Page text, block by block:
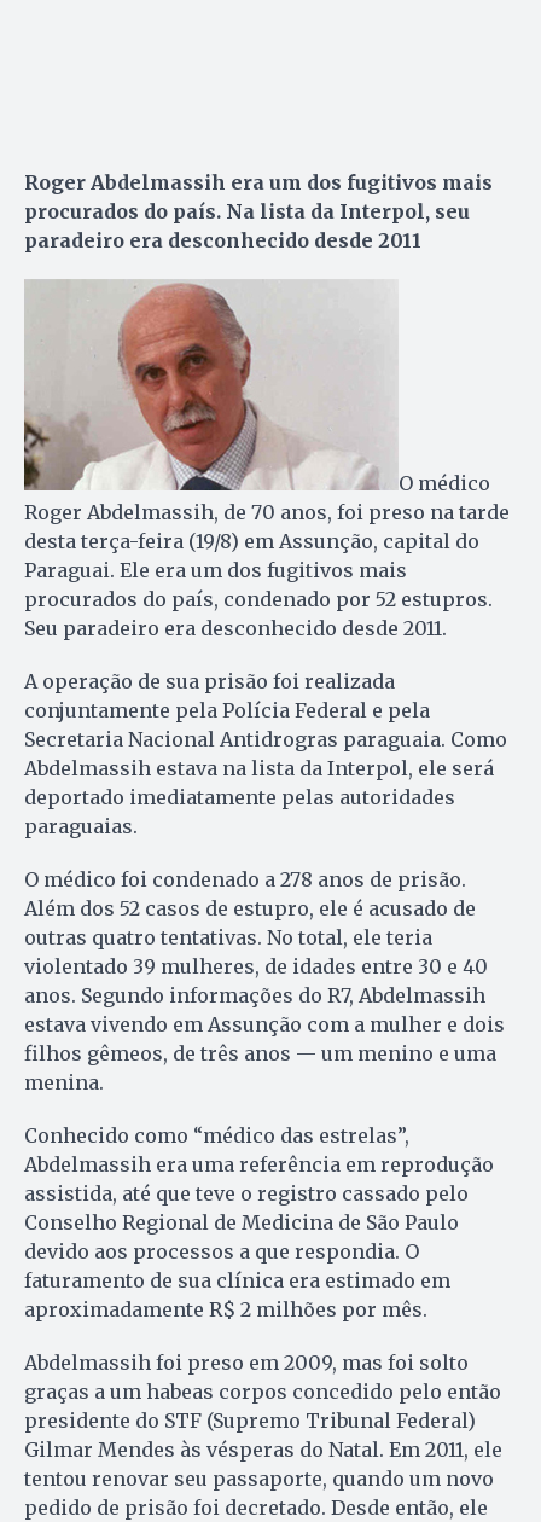
Roger Abdelmassih era um dos fugitivos mais
procurados do país. Na lista da Interpol, seu
paradeiro era desconhecido desde 2011
O médico
Roger Abdelmassih, de 70 anos, foi preso na tarde
desta terça-feira (19/8) em Assunção, capital do
Paraguai. Ele era um dos fugitivos mais
procurados do país, condenado por 52 estupros.
Seu paradeiro era desconhecido desde 2011.
A operação de sua prisão foi realizada
conjuntamente pela Polícia Federal e pela
Secretaria Nacional Antidrogras paraguaia. Como
Abdelmassih estava na lista da Interpol, ele será
deportado imediatamente pelas autoridades
paraguaias.
O médico foi condenado a 278 anos de prisão.
Além dos 52 casos de estupro, ele é acusado de
outras quatro tentativas. No total, ele teria
violentado 39 mulheres, de idades entre 30 e 40
anos. Segundo informações do R7, Abdelmassih
estava vivendo em Assunção com a mulher e dois
filhos gêmeos, de três anos — um menino e uma
menina.
Conhecido como “médico das estrelas”,
Abdelmassih era uma referência em reprodução
assistida, até que teve o registro cassado pelo
Conselho Regional de Medicina de São Paulo
devido aos processos a que respondia. O
faturamento de sua clínica era estimado em
aproximadamente R$ 2 milhões por mês.
Abdelmassih foi preso em 2009, mas foi solto
graças a um habeas corpos concedido pelo então
presidente do STF (Supremo Tribunal Federal)
Gilmar Mendes às vésperas do Natal. Em 2011, ele
tentou renovar seu passaporte, quando um novo
pedido de prisão foi decretado. Desde então, ele